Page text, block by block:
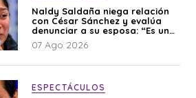
Naldy Saldaña niega relación
con César Sánchez y evalúa
denunciar a su esposa: “Es una
difamación”
07 Ago 2026
ESPECTÁCULOS